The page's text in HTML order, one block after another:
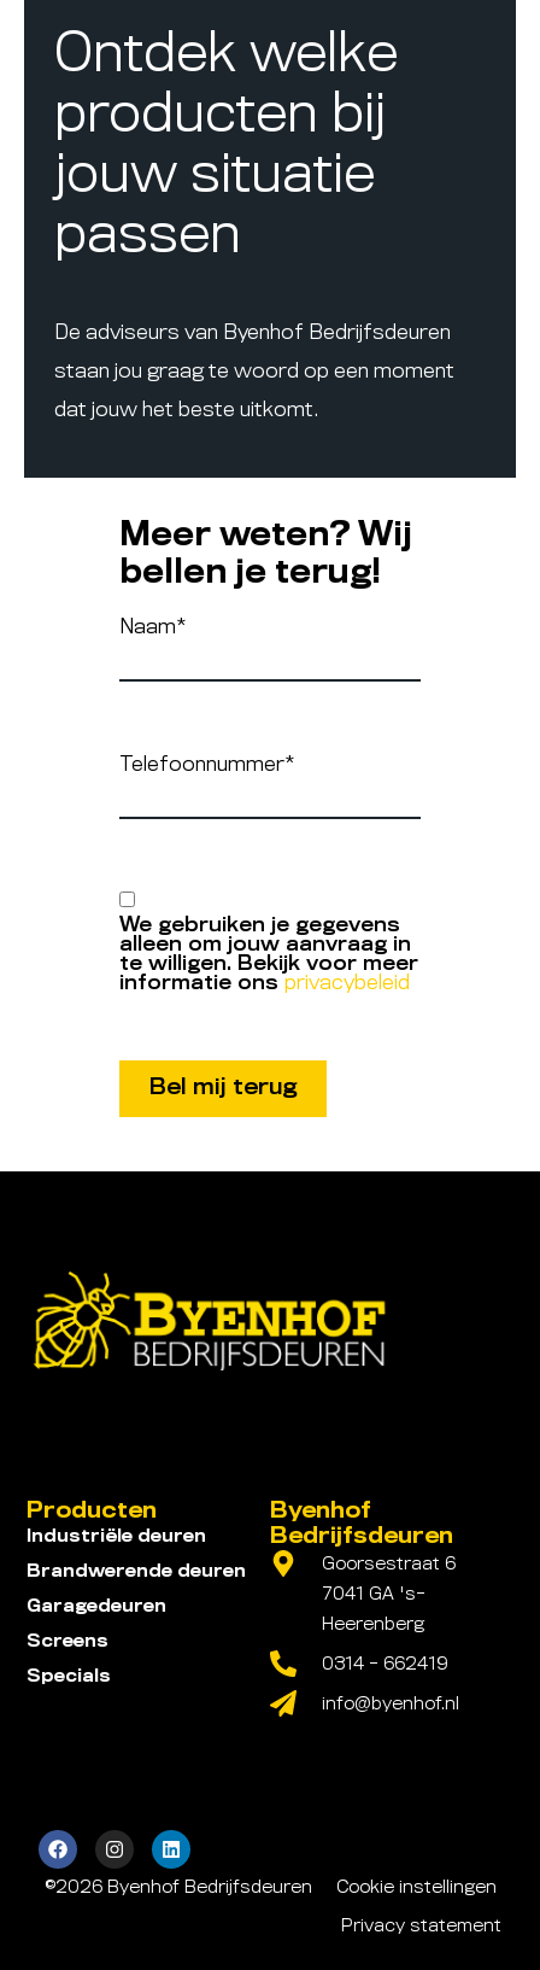
Ontdek welke
producten bij
jouw situatie
passen
De adviseurs van Byenhof Bedrijfsdeuren
staan jou graag te woord op een moment
dat jouw het beste uitkomt.
Meer weten? Wij
bellen je terug!
Naam*
Telefoonnummer*
We gebruiken je gegevens
alleen om jouw aanvraag in
te willigen. Bekijk voor meer
informatie ons privacybeleid
Byenhof
Bedrijfsdeuren
Goorsestraat 6
7041 GA 's-
Heerenberg
0314 - 662419
info@byenhof.nl
Producten
Industriële deuren
Brandwerende deuren
Garagedeuren
Screens
Specials
©2026 Byenhof Bedrijfsdeuren Cookie instellingen
Privacy statement